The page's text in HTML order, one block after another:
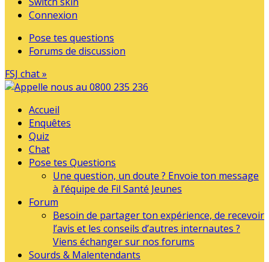
Connexion
Pose tes questions
Forums de discussion
FSJ chat »
Accueil
Enquêtes
Quiz
Chat
Pose tes Questions
Une question, un doute ? Envoie ton message
à l’équipe de Fil Santé Jeunes
Forum
Besoin de partager ton expérience, de recevoir
l’avis et les conseils d’autres internautes ?
Viens échanger sur nos forums
Sourds & Malentendants